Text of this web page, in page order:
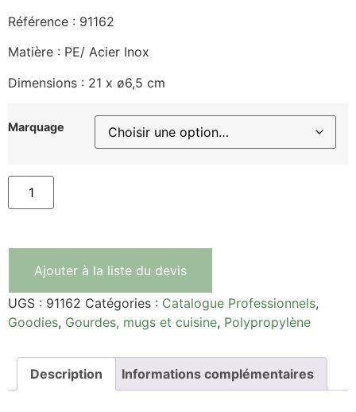
Référence : 91162
Matière : PE/ Acier Inox
Dimensions : 21 x ø6,5 cm
Marquage
Ajouter à la liste du devis
UGS : 91162 Catégories : Catalogue Professionnels,
Goodies, Gourdes, mugs et cuisine, Polypropylène
Description Informations complémentaires